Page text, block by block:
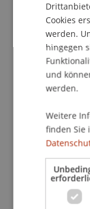
10.15 Uhr:
10.55 Uhr:
11.05 Uhr:
Student
11.20 Uhr:
International
11.40 Uhr:
12.00 Uhr:
in Break-out
12.15 Uhr:
Christina Philipp
Cookies
werden.
hingegen
und
werden.
Weitere
finden Sie